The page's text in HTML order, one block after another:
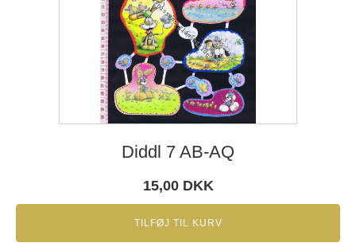
Diddl 7 AB-AQ
15,00 DKK
TILFØJ TIL KURV